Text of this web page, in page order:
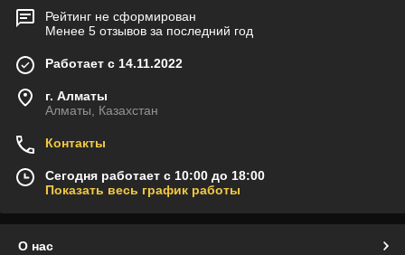
Рейтинг не сформирован
Менее 5 отзывов за последний год
Работает с 14.11.2022
г. Алматы
Алматы, Казахстан
Контакты
Сегодня работает с 10:00 до 18:00
Показать весь график работы
О нас